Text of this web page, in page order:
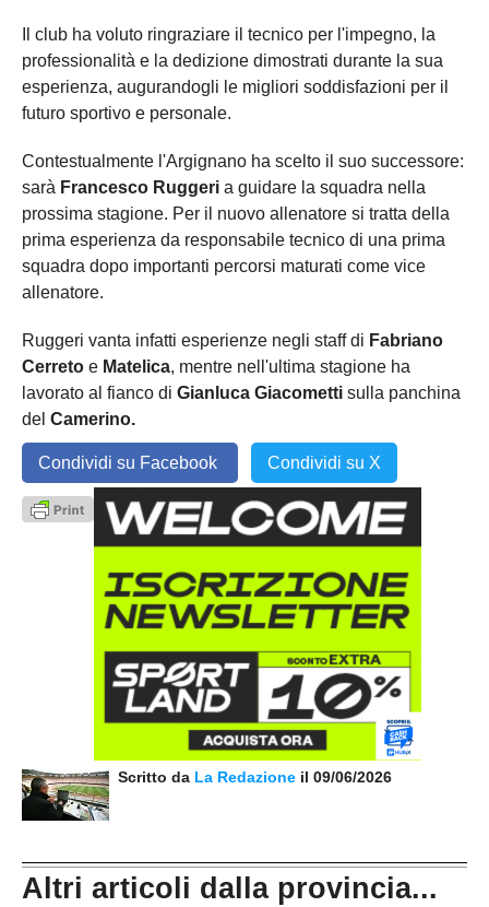
Il club ha voluto ringraziare il tecnico per l'impegno, la
professionalità e la dedizione dimostrati durante la sua
esperienza, augurandogli le migliori soddisfazioni per il
futuro sportivo e personale.
Contestualmente l'Argignano ha scelto il suo successore:
sarà Francesco Ruggeri a guidare la squadra nella
prossima stagione. Per il nuovo allenatore si tratta della
prima esperienza da responsabile tecnico di una prima
squadra dopo importanti percorsi maturati come vice
allenatore.
Ruggeri vanta infatti esperienze negli staff di Fabriano
Cerreto e Matelica, mentre nell'ultima stagione ha
lavorato al fianco di Gianluca Giacometti sulla panchina
del Camerino.
Condividi su Facebook Condividi su X
Scritto da La Redazione il 09/06/2026
Altri articoli dalla provincia...